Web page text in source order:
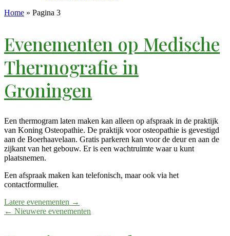
Home » Pagina 3
Evenementen op Medische
Thermografie in
Groningen
Een thermogram laten maken kan alleen op afspraak in de praktijk
van Koning Osteopathie. De praktijk voor osteopathie is gevestigd
aan de Boerhaavelaan. Gratis parkeren kan voor de deur en aan de
zijkant van het gebouw. Er is een wachtruimte waar u kunt
plaatsnemen.
Een afspraak maken kan telefonisch, maar ook via het
contactformulier.
Latere evenementen →
← Nieuwere evenementen